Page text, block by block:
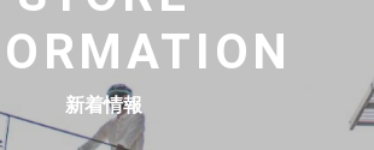
新着情報